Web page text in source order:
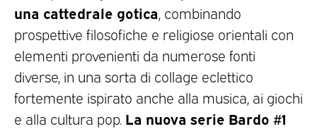
una cattedrale gotica , combinando
prospettive filosofiche e religiose orientali con
elementi provenienti da numerose fonti
diverse, in una sorta di collage eclettico
fortemente ispirato anche alla musica, ai giochi
e alla cultura pop. La nuova serie Bardo #1